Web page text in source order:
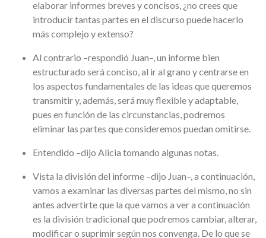
elaborar informes breves y concisos, ¿no crees que
introducir tantas partes en el discurso puede hacerlo
más complejo y extenso?
Al contrario –respondió Juan–, un informe bien
estructurado será conciso, al ir al grano y centrarse en
los aspectos fundamentales de las ideas que queremos
transmitir y, además, será muy flexible y adaptable,
pues en función de las circunstancias, podremos
eliminar las partes que consideremos puedan omitirse.
Entendido –dijo Alicia tomando algunas notas.
Vista la división del informe –dijo Juan–, a continuación,
vamos a examinar las diversas partes del mismo, no sin
antes advertirte que la que vamos a ver a continuación
es la división tradicional que podremos cambiar, alterar,
modificar o suprimir según nos convenga. De lo que se